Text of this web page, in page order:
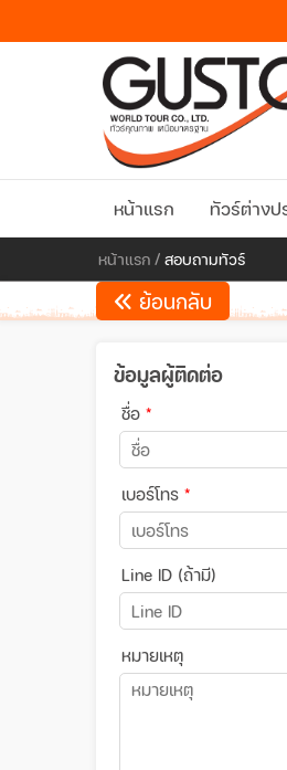
หน้าแรก ทัวร์ต่างป
หน้าแรก / สอบถามทัวร์
ย้อนกลับ
ข้อมูลผู้ติดต่อ
ชื่อ *
เบอร์โทร *
Line ID (ถ้ามี)
หมายเหตุ